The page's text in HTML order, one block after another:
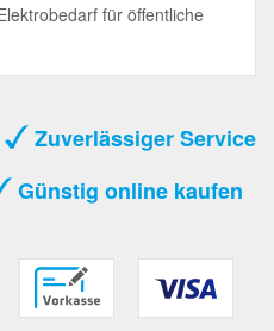
für öffentliche
Zuverlässiger Service
Günstig online kaufen